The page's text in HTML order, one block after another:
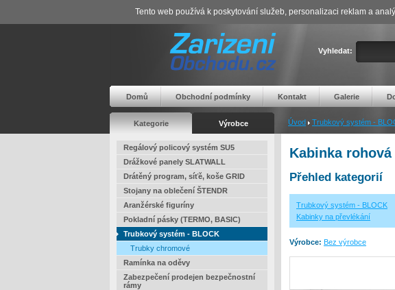
Vyhledat:
Domů Obchodní podmínky Kontakt Galerie
Kategorie Výrobce Úvod Trubkový systém -
Regálový policový systém SU5
Drážkové panely SLATWALL
Drátěný program, síťě, koše GRID
Stojany na oblečení ŠTENDR
Aranžérské figuríny
Pokladní pásky (TERMO, BASIC)
Trubkový systém - BLOCK
Trubky chromové
Ramínka na oděvy
Zabezpečení prodejen bezpečnostní
rámy
Kabinka
Přehled kategorií
Trubkový systém - BLOCK
Kabinky na převlékání
Výrobce: Bez výrobce
Tento web používá k poskytování služeb, personalizaci reklam a